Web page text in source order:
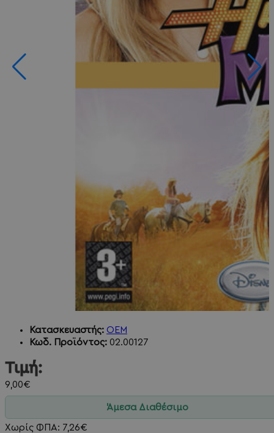
Κατασκευαστής: OEM
Κωδ. Προϊόντος: 02.00127
Τιμή:
9,00€
Άμεσα Διαθέσιμο
Χωρίς ΦΠΑ: 7,26€